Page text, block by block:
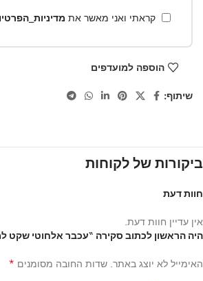
קראתי ואני מאשר את
הוספה למועדפים
שיתוף:
ביקורות של לקוחות
חוות דעת
אין עדיין חוות דעת.
היה הראשון לכתוב סקירה “עכבר אלחוטי שקט
האימייל לא יוצג באתר. שדות החובה מסומנים *